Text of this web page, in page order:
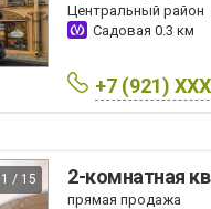
Центральный район
Садовая 0.3 км
+7 (921)
1 / 15 2-комнатная
прямая продажа